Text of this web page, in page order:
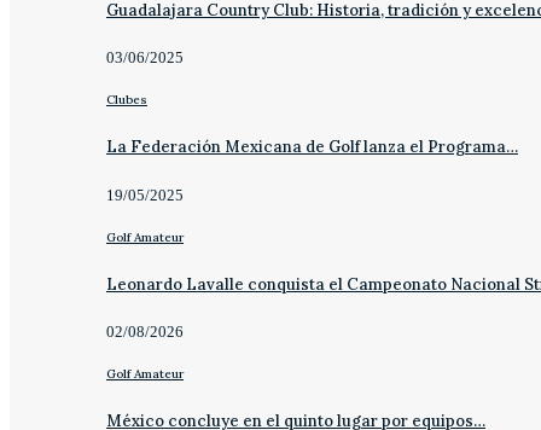
Guadalajara Country Club: Historia, tradición y
03/06/2025
Clubes
La Federación Mexicana de Golf lanza el Programa…
19/05/2025
Golf Amateur
Leonardo Lavalle conquista el Campeonato Nacional
02/08/2026
Golf Amateur
México concluye en el quinto lugar por equipos…